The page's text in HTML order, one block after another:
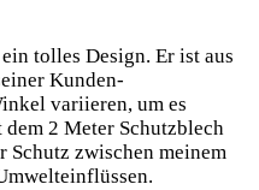
tolles Design. Er ist aus
Kunden-
variieren, um es
dem 2 Meter Schutzblech
zwischen meinem